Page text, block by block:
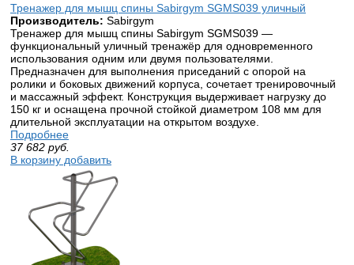
Тренажер для мышц спины Sabirgym SGMS039 уличный
Производитель: Sabirgym
Тренажер для мышц спины Sabirgym SGMS039 —
функциональный уличный тренажёр для одновременного
использования одним или двумя пользователями.
Предназначен для выполнения приседаний с опорой на
ролики и боковых движений корпуса, сочетает тренировочный
и массажный эффект. Конструкция выдерживает нагрузку до
150 кг и оснащена прочной стойкой диаметром 108 мм для
длительной эксплуатации на открытом воздухе.
Подробнее
37 682 руб.
В корзину добавить